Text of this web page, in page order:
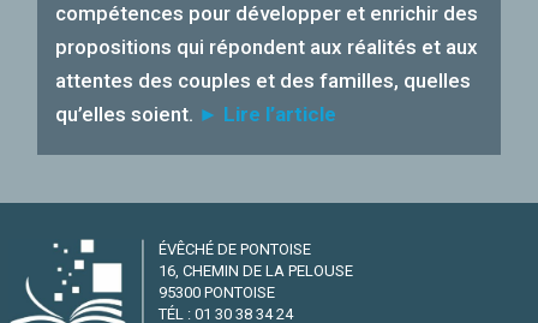
compétences pour développer et enrichir des
propositions qui répondent aux réalités et aux
attentes des couples et des familles, quelles
qu’elles soient. ► Lire l’article
ÉVÊCHÉ DE PONTOISE
16, CHEMIN DE LA PELOUSE
95300 PONTOISE
TÉL : 01 30 38 34 24